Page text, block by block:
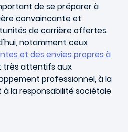
de se préparer à
convaincante et
de carrière offertes.
notamment ceux
et des envies propres à
très attentifs aux
professionnel, à la
la responsabilité sociétale